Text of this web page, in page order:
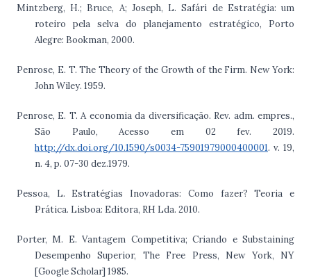
Mintzberg, H.; Bruce, A; Joseph, L. Safári de Estratégia: um
roteiro pela selva do planejamento estratégico, Porto
Alegre: Bookman, 2000.
Penrose, E. T. The Theory of the Growth of the Firm. New York:
John Wiley. 1959.
Penrose, E. T. A economia da diversificação. Rev. adm. empres.,
São Paulo, Acesso em 02 fev. 2019.
http://dx.doi.org/10.1590/s0034-75901979000400001. v. 19,
n. 4, p. 07-30 dez.1979.
Pessoa, L. Estratégias Inovadoras: Como fazer? Teoria e
Prática. Lisboa: Editora, RH Lda. 2010.
Porter, M. E. Vantagem Competitiva; Criando e Substaining
Desempenho Superior, The Free Press, New York, NY
[Google Scholar] 1985.